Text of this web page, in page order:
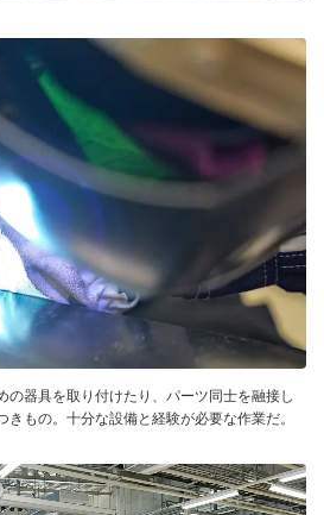
の器具を取り付けたり、パーツ同士を融接し
もの。十分な設備と経験が必要な作業だ。